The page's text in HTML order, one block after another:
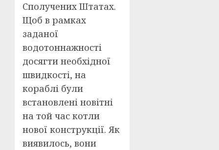
Сполучених Штатах.
Щоб в рамках
заданої
водотоннажності
досягти необхідної
швидкості, на
кораблі були
встановлені новітні
на той час котли
нової конструкції. Як
виявилось, вони